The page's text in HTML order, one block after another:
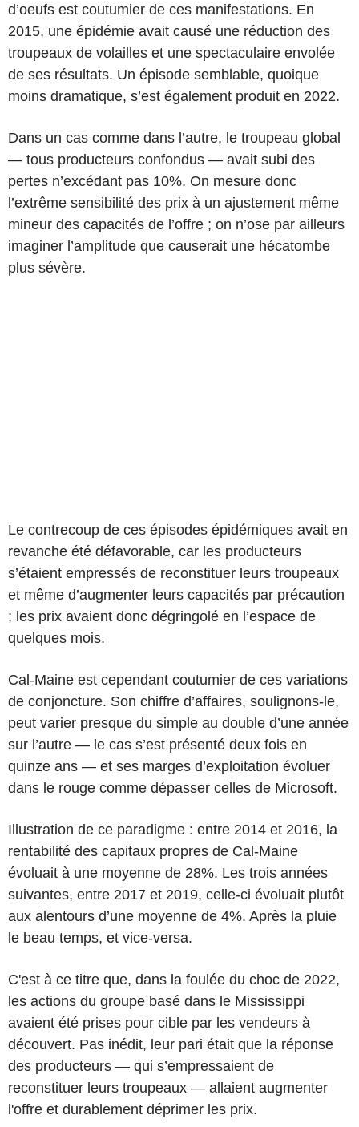
d’oeufs est coutumier de ces manifestations. En
2015, une épidémie avait causé une réduction des
troupeaux de volailles et une spectaculaire envolée
de ses résultats. Un épisode semblable, quoique
moins dramatique, s’est également produit en 2022.
Dans un cas comme dans l’autre, le troupeau global
— tous producteurs confondus — avait subi des
pertes n’excédant pas 10%. On mesure donc
l’extrême sensibilité des prix à un ajustement même
mineur des capacités de l’offre ; on n’ose par ailleurs
imaginer l’amplitude que causerait une hécatombe
plus sévère.
Le contrecoup de ces épisodes épidémiques avait en
revanche été défavorable, car les producteurs
s’étaient empressés de reconstituer leurs troupeaux
et même d’augmenter leurs capacités par précaution
; les prix avaient donc dégringolé en l’espace de
quelques mois.
Cal-Maine est cependant coutumier de ces variations
de conjoncture. Son chiffre d’affaires, soulignons-le,
peut varier presque du simple au double d’une année
sur l’autre — le cas s’est présenté deux fois en
quinze ans — et ses marges d’exploitation évoluer
dans le rouge comme dépasser celles de Microsoft.
Illustration de ce paradigme : entre 2014 et 2016, la
rentabilité des capitaux propres de Cal-Maine
évoluait à une moyenne de 28%. Les trois années
suivantes, entre 2017 et 2019, celle-ci évoluait plutôt
aux alentours d’une moyenne de 4%. Après la pluie
le beau temps, et vice-versa.
C'est à ce titre que, dans la foulée du choc de 2022,
les actions du groupe basé dans le Mississippi
avaient été prises pour cible par les vendeurs à
découvert. Pas inédit, leur pari était que la réponse
des producteurs — qui s’empressaient de
reconstituer leurs troupeaux — allaient augmenter
l'offre et durablement déprimer les prix.